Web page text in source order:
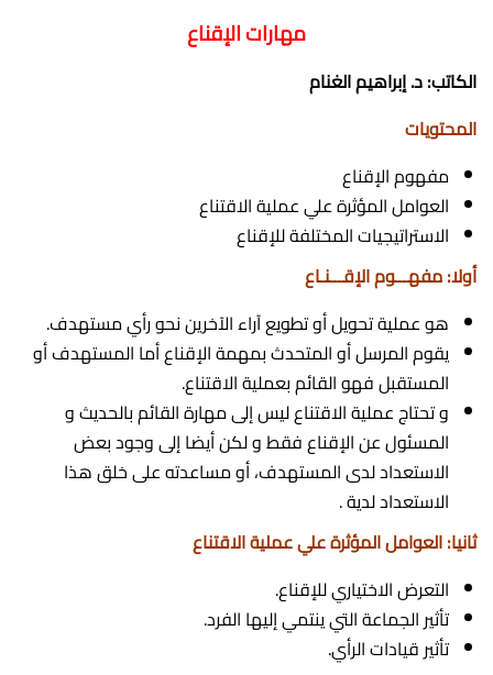
مهارات الإقناع
الكاتب: د. إبراهيم الغنام
المحتويات
مفهوم الإقناع
العوامل المؤثرة علي عملية الاقتناع
الاستراتيجيات المختلفة للإقناع
أولا: مفهـــوم الإقـــنـاع
هو عملية تحويل أو تطويع آراء الآخرين نحو رأي مستهدف.
يقوم المرسل أو المتحدث بمهمة الإقناع أما المستهدف أو
المستقبل فهو القائم بعملية الاقتناع.
و تحتاج عملية الاقتناع ليس إلى مهارة القائم بالحديث و
المسئول عن الإقناع فقط و لكن أيضا إلى وجود بعض
الاستعداد لدى المستهدف، أو مساعدته على خلق هذا
الاستعداد لدية .
ثانيا: العوامل المؤثرة علي عملية الاقتناع
التعرض الاختياري للإقناع.
تأثير الجماعة التي ينتمي إليها الفرد.
تأثير قيادات الرأي.